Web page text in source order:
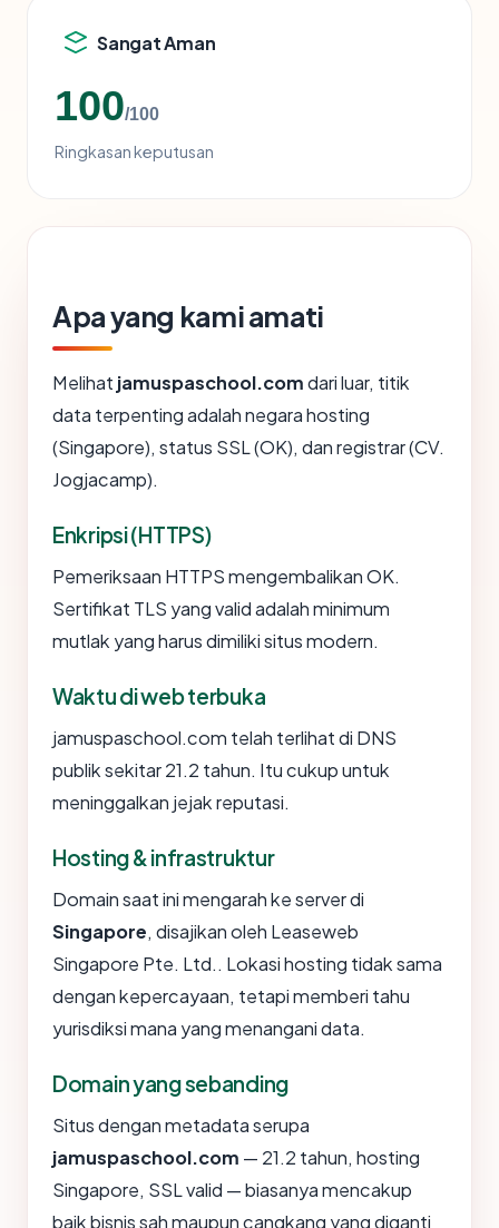
Sangat Aman
100/100
Ringkasan keputusan
Apa yang kami amati
Melihat jamuspaschool.comdari luar, titik
data terpenting adalah negara hosting
(Singapore), status SSL (OK), dan registrar (CV.
Jogjacamp).
Enkripsi (HTTPS)
Pemeriksaan HTTPS mengembalikan OK.
Sertifikat TLS yang valid adalah minimum
mutlak yang harus dimiliki situs modern.
Waktu di web terbuka
jamuspaschool.com telah terlihat di DNS
publik sekitar 21.2 tahun. Itu cukup untuk
meninggalkan jejak reputasi.
Hosting & infrastruktur
Domain saat ini mengarah ke server di
Singapore, disajikan oleh Leaseweb
Singapore Pte. Ltd.. Lokasi hosting tidak sama
dengan kepercayaan, tetapi memberi tahu
yurisdiksi mana yang menangani data.
Domain yang sebanding
Situs dengan metadata serupa
jamuspaschool.com — 21.2 tahun, hosting
Singapore, SSL valid — biasanya mencakup
baik bisnis sah maupun cangkang yang diganti